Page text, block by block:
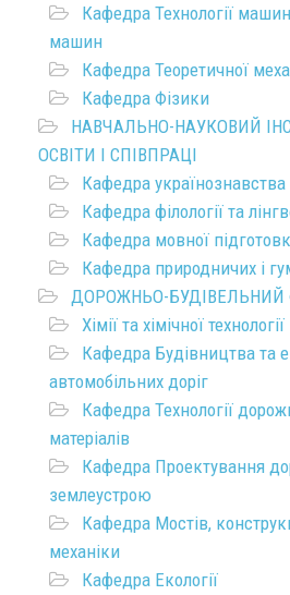
Кафедра Технології
машин
Кафедра Теоретичної
Кафедра Фізики
НАВЧАЛЬНО-НАУКОВИЙ
ОСВІТИ І СПІВПРАЦІ
Кафедра українознавства
Кафедра філології та
Кафедра мовної
Кафедра природничих і
ДОРОЖНЬО-БУДІВЕЛЬНИЙ
Хімії та хімічної технології
Кафедра Будівництва та
автомобільних доріг
Кафедра Технології
матеріалів
Кафедра Проектування
землеустрою
Кафедра Мостів,
механіки
Кафедра Екології